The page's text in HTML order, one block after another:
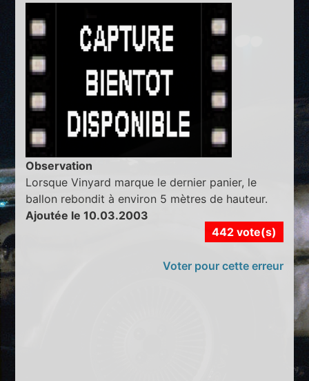
Observation
Lorsque Vinyard marque le dernier panier, le
ballon rebondit à environ 5 mètres de hauteur.
Ajoutée le 10.03.2003
442 vote(s)
Voter pour cette erreur